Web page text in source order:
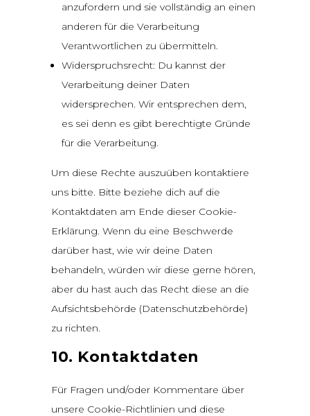
anzufordern und sie vollständig an einen
anderen für die Verarbeitung
Verantwortlichen zu übermitteln.
Widerspruchsrecht: Du kannst der
Verarbeitung deiner Daten
widersprechen. Wir entsprechen dem,
es sei denn es gibt berechtigte Gründe
für die Verarbeitung.
Um diese Rechte auszuüben kontaktiere
uns bitte. Bitte beziehe dich auf die
Kontaktdaten am Ende dieser Cookie-
Erklärung. Wenn du eine Beschwerde
darüber hast, wie wir deine Daten
behandeln, würden wir diese gerne hören,
aber du hast auch das Recht diese an die
Aufsichtsbehörde (Datenschutzbehörde)
zu richten.
10. Kontaktdaten
Für Fragen und/oder Kommentare über
unsere Cookie-Richtlinien und diese